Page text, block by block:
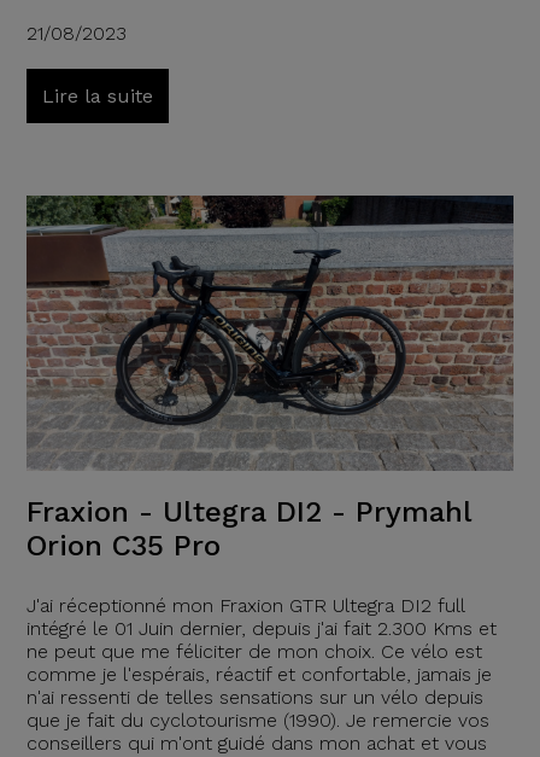
21/08/2023
Lire la suite
Fraxion - Ultegra DI2 - Prymahl
Orion C35 Pro
J'ai réceptionné mon Fraxion GTR Ultegra DI2 full
intégré le 01 Juin dernier, depuis j'ai fait 2.300 Kms et
ne peut que me féliciter de mon choix. Ce vélo est
comme je l'espérais, réactif et confortable, jamais je
n'ai ressenti de telles sensations sur un vélo depuis
que je fait du cyclotourisme (1990). Je remercie vos
conseillers qui m'ont guidé dans mon achat et vous